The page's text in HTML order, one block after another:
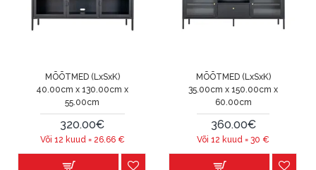
MÕÕTMED (LxSxK)
40.00cm x 130.00cm x
55.00cm
320.00€
Või 12 kuud = 26.66€
MÕÕTMED (LxSxK)
35.00cm x 150.00cm x
60.00cm
360.00€
Või 12 kuud =30 €